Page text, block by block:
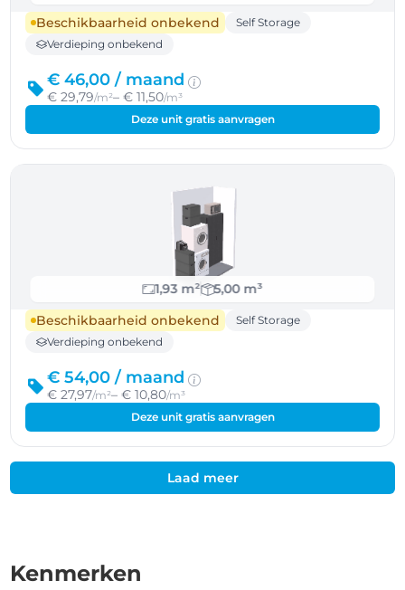
Beschikbaarheid onbekend
Self Storage
Verdieping onbekend
€ 46,00 / maand
€ 29,79/m²– € 11,50/m³
Deze unit gratis aanvragen
1,93 m²
5,00 m³
Beschikbaarheid onbekend
Self Storage
Verdieping onbekend
€ 54,00 / maand
€ 27,97/m²– € 10,80/m³
Deze unit gratis aanvragen
Laad meer
Kenmerken